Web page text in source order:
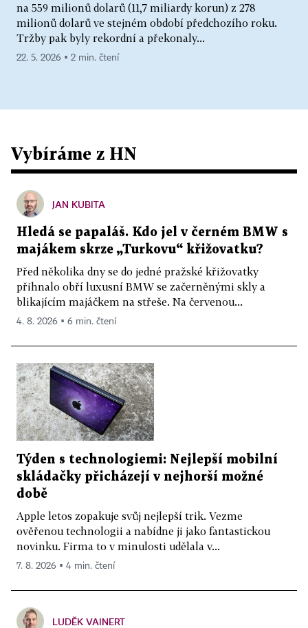
na 559 milionů dolarů (11,7 miliardy korun) z 278
milionů dolarů ve stejném období předchozího roku.
Tržby pak byly rekordní a překonaly...
22. 5. 2026 ▪ 2 min. čtení
Vybíráme z HN
JAN KUBITA
Hledá se papaláš. Kdo jel v černém BMW s
majákem skrze „Turkovu“ křižovatku?
Před několika dny se do jedné pražské křižovatky
přihnalo obří luxusní BMW se začerněnými skly a
blikajícím majáčkem na střeše. Na červenou...
4. 8. 2026 ▪ 6 min. čtení
Týden s technologiemi: Nejlepší mobilní
skládačky přicházejí v nejhorší možné
době
Apple letos zopakuje svůj nejlepší trik. Vezme
ověřenou technologii a nabídne ji jako fantastickou
novinku. Firma to v minulosti udělala v...
7. 8. 2026 ▪ 4 min. čtení
LUDĚK VAINERT